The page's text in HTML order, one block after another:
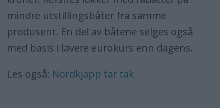
mindre utstillingsbåter fra samme
produsent. En del av båtene selges også
med basis i lavere eurokurs enn dagens.
Les også: Nordkjapp tar tak